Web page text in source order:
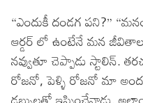
“ఎందుకీ దండగ పని?”
ఆర్డర్ లో ఉంటేనే మన
నవ్వుతూ చెప్పాడు స్టాలిన్.
రోజనో, పెళ్ళి రోజనో మా